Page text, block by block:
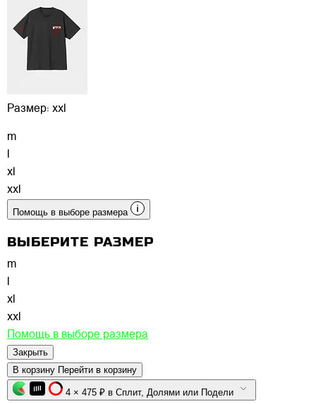
Размер: xxl
m
xl
xxl
Помощь в выборе размера
ВЫБЕРИТЕ РАЗМЕР
m
xl
xxl
Помощь в выборе размера
Закрыть
В корзину Перейти в корзину
4 × 475 ₽ в Сплит, Долями или Подели